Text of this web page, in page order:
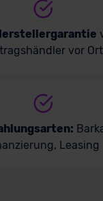
vor Ort
Leasing